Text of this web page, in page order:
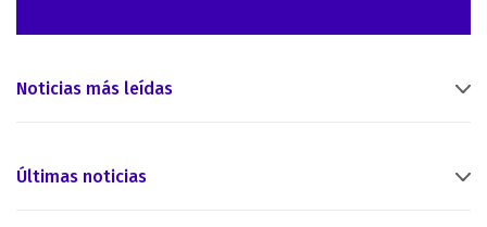
Noticias más leídas
Últimas noticias